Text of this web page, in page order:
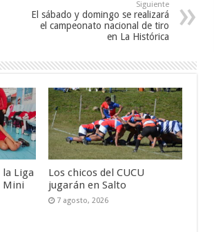
Siguiente
El sábado y domingo se realizará
el campeonato nacional de tiro
en La Histórica
Liga
Mini
Los chicos del CUCU
jugarán en Salto
7 agosto, 2026